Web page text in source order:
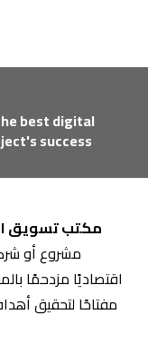
best digital
success
مكتب تسويق
مشروع أو
اقتصاديًا مزدحمًا